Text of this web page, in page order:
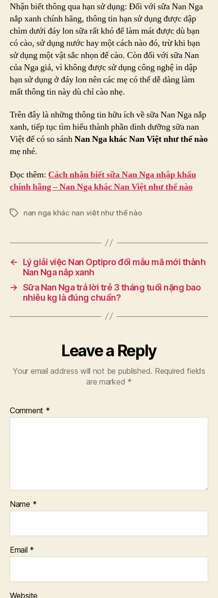
Nhận biết thông qua hạn sử dụng: Đối với sữa Nan Nga
nắp xanh chính hãng, thông tin hạn sử dụng được dập
chìm dưới đáy lon sữa rất khó để làm mát được dù bạn
có cào, sử dụng nước hay một cách nào đó, trừ khi bạn
sử dụng một vật sắc nhọn để cào. Còn đối với sữa Nan
của Nga giả, vì không được sử dụng công nghệ in dập
hạn sử dụng ở đáy lon nên các mẹ có thể dễ dàng làm
mất thông tin này dù chỉ cào nhẹ.
Trên đây là những thông tin hữu ích về sữa Nan Nga nắp
xanh, tiếp tục tìm hiểu thành phần dinh dưỡng sữa nan
Việt để có so sánhNan Nga khác Nan Việt như thế nào
mẹ nhé.
Đọc thêm: Cách nhận biết sữaNan Nga nhập khẩu
chính hãng – Nan Nga khác Nan Việt như thế nào
Tagsnan nga khác nan việt như thế nào
←
Lý giải việc Nan Optipro đổi mẫu mã mới thành
Nan Nga nắp xanh
→ Sữa Nan Nga trả lời trẻ 3 tháng tuổi nặng bao
nhiêu kg là đúng chuẩn?
Leave a Reply
Your email address will not be published. Required fields
are marked *
Comment *
Name *
Email *
Website